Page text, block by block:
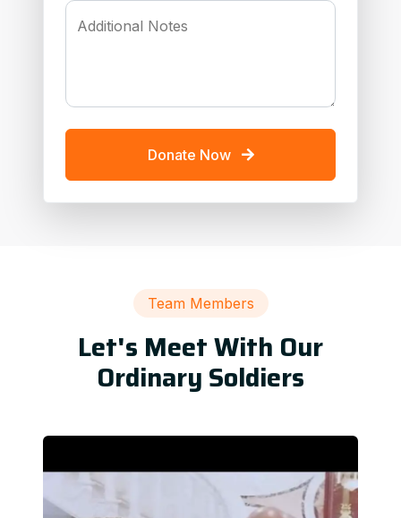
Additional Notes
Donate Now
Team Members
Let's Meet With Our
Ordinary Soldiers